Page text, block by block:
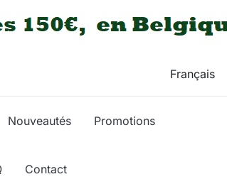
Nouveautés Promotions
Contact